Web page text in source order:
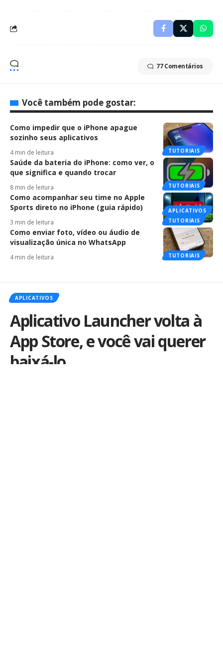
77 Comentários
Você também pode gostar:
TUTORIAIS
Como impedir que o iPhone apague
sozinho seus aplicativos
4 min de leitura
TUTORIAIS
Saúde da bateria do iPhone: como ver, o
que significa e quando trocar
8 min de leitura
APLICATIVOS
TUTORIAIS
Como acompanhar seu time no Apple
Sports direto no iPhone (guia rápido)
3 min de leitura
TUTORIAIS
Como enviar foto, vídeo ou áudio de
visualização única no WhatsApp
4 min de leitura
APLICATIVOS
Aplicativo Launcher volta à
App Store, e você vai querer
baixá-lo